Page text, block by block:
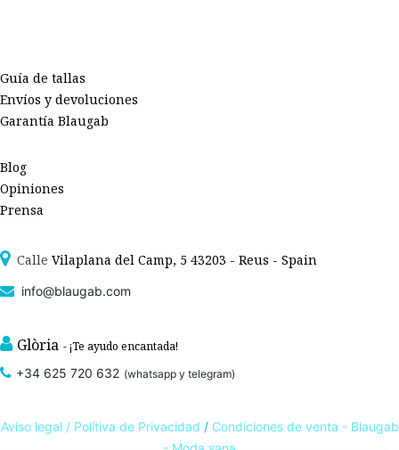
Guía de tallas
Envíos y devoluciones
Garantía Blaugab
Blog
Opiniones
Prensa
Calle Vilaplana del Camp, 5 43203 - Reus - Spain
info@blaugab.com
Glòria - ¡Te ayudo encantada!
+34 625 720 632 (whatsapp y telegram)
Aviso legal / Polítiva de Privacidad / Condiciones de venta - Blaugab